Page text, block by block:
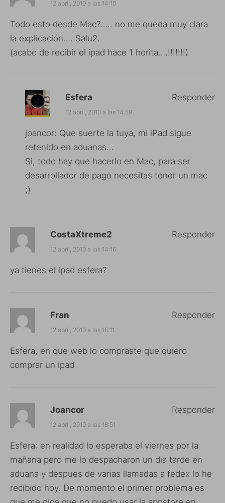
12 abril, 2010 a las 14:10
Todo esto desde Mac?….. no me queda muy clara
la explicación…. Salu2.
(acabo de recibir el ipad hace 1 horita….!!!!!!!)
Esfera
12 abril, 2010 a las 14:59
joancor: Que suerte la tuya, mi iPad sigue
retenido en aduanas…
Si, todo hay que hacerlo en Mac, para ser
desarrollador de pago necesitas tener un mac
;)
Responder
CostaXtreme2
12 abril, 2010 a las 14:16
ya tienes el ipad esfera?
Responder
Fran
12 abril, 2010 a las 16:11
Esfera, en que web lo compraste que quiero
comprar un ipad
Responder
Joancor
12 abril, 2010 a las 18:51
Esfera: en realidad lo esperaba el viernes por la
mañana pero me lo despacharon un dia tarde en
aduana y despues de varias llamadas a fedex lo he
recibido hoy. De momento el primer problema es
Responder